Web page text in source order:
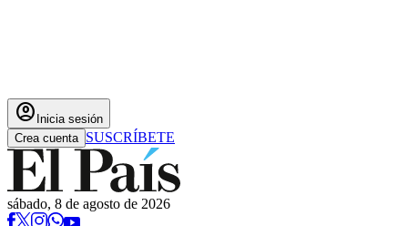
account_circle Inicia sesión
Crea cuenta SUSCRÍBETE
sábado, 8 de agosto de 2026